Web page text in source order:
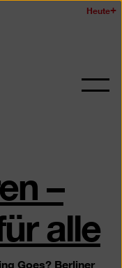
Heute
–
alle
Goes? Berliner